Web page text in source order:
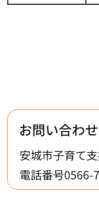
お問い合わせ
安城市子育て
電話番号0566-